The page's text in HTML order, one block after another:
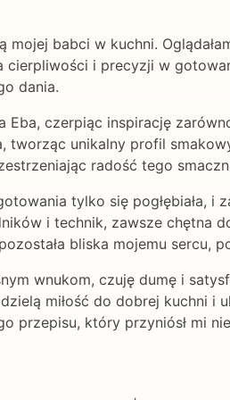
mojej babci w kuchni.
i precyzji w
dania.
Eba, czerpiąc inspirację
tworząc unikalny profil
radość tego
tylko się pogłębiała,
i technik, zawsze
bliska mojemu sercu,
wnukom, czuję dumę i
miłość do dobrej kuchni i
przepisu, który przyniósł mi